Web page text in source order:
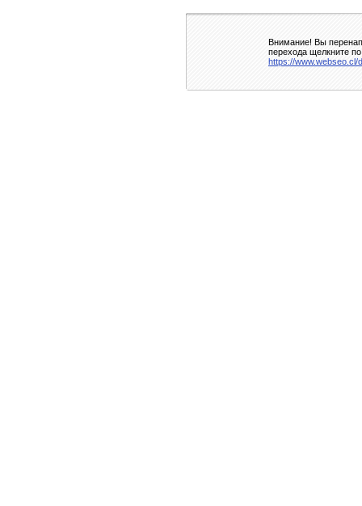
Внимание! Вы
перехода щелкните
https://www.webseo.cl/